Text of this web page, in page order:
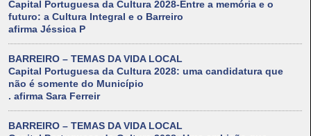
Capital Portuguesa da Cultura 2028-Entre a memória e o
futuro: a Cultura Integral e o Barreiro
afirma Jéssica P
BARREIRO – TEMAS DA VIDA LOCAL
Capital Portuguesa da Cultura 2028: uma candidatura que
não é somente do Município
. afirma Sara Ferreir
BARREIRO – TEMAS DA VIDA LOCAL